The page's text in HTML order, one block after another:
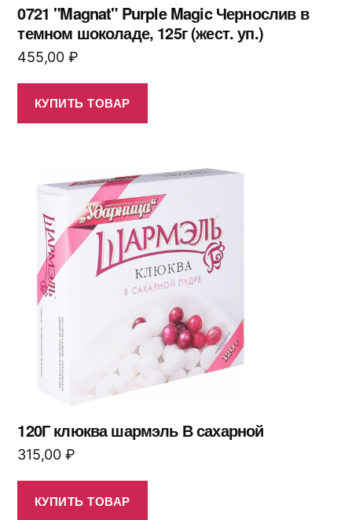
0721 "Magnat" Purple Magic Чернослив в
темном шоколаде, 125г (жест. уп.)
455,00 ₽
КУПИТЬ ТОВАР
120Г клюква шармэль В сахарной
315,00 ₽
КУПИТЬ ТОВАР